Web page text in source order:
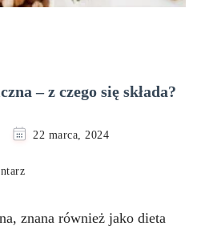
– z czego się składa?
22 marca, 2024
we
ketogeniczna
znana również jako dieta